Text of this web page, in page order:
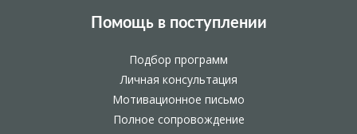
Помощь в поступлении
Подбор программ
Личная консультация
Мотивационное письмо
Полное сопровождение